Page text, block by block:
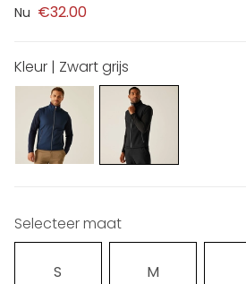
Nu €32.00
Kleur | Zwart grijs
Selecteer maat
S M